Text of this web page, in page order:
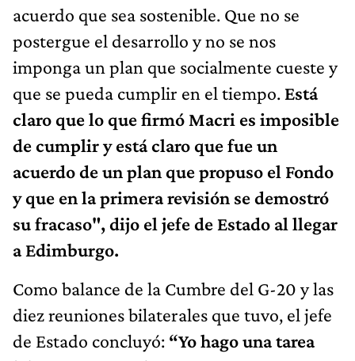
acuerdo que sea sostenible. Que no se
postergue el desarrollo y no se nos
imponga un plan que socialmente cueste y
que se pueda cumplir en el tiempo. Está
claro que lo que firmó Macri es imposible
de cumplir y está claro que fue un
acuerdo de un plan que propuso el Fondo
y que en la primera revisión se demostró
su fracaso", dijo el jefe de Estado al llegar
a Edimburgo.
Como balance de la Cumbre del G-20 y las
diez reuniones bilaterales que tuvo, el jefe
de Estado concluyó: “Yo hago una tarea